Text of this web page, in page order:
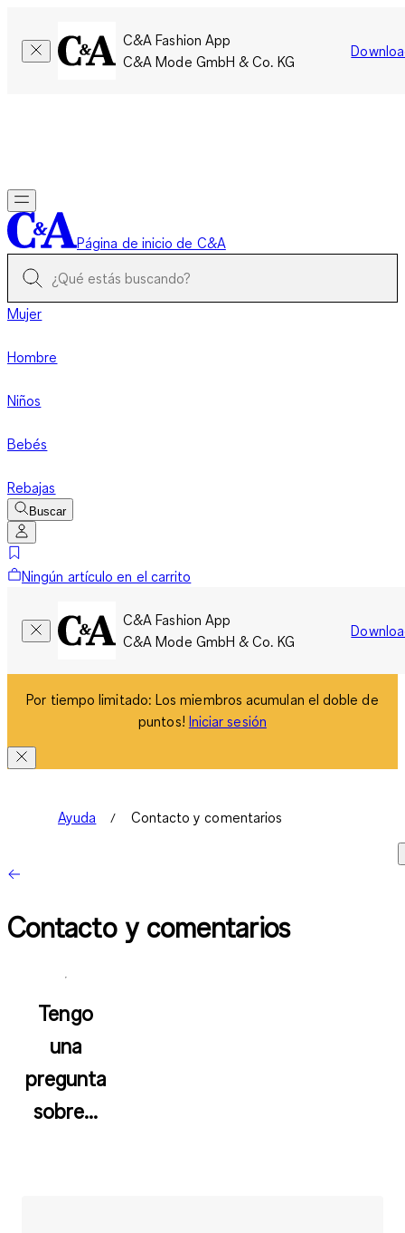
C&A Fashion App
C&A Mode GmbH & Co. KG
Página de inicio de C&A
Mujer
Hombre
Niños
Bebés
Rebajas
Buscar
Ningún artículo en el carrito
C&A Fashion App
C&A Mode GmbH & Co. KG
Por tiempo limitado: Los miembros acumulan el doble de
puntos! Iniciar sesión
Ayuda Contacto y comentarios
Contacto y comentarios
Tengo
una
pregunta
sobre...